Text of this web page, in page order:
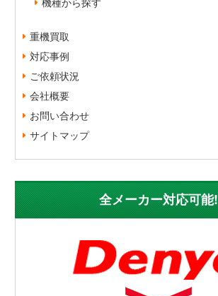
重機買取
対応事例
ご依頼状況
会社概要
お問い合わせ
サイトマップ
全メーカー対応可能!